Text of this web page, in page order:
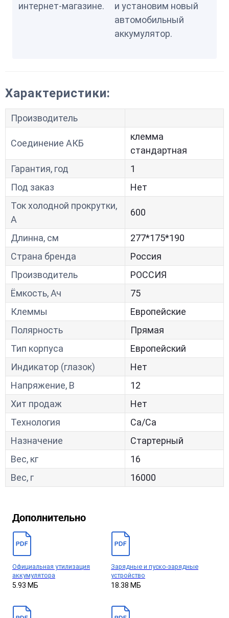
интернет-магазине.
и установим новый
автомобильный
аккумулятор.
Характеристики:
Производитель
Соединение АКБ
клемма
стандартная
Гарантия, год
1
Под заказ
Нет
Ток холодной прокрутки,
A
600
Длинна, см
277*175*190
Страна бренда
Россия
Производитель
РОССИЯ
Ёмкость, Ач
75
Клеммы
Европейские
Полярность
Прямая
Тип корпуса
Европейский
Индикатор (глазок)
Нет
Напряжение, В
12
Хит продаж
Нет
Технология
Са/Са
Назначение
Стартерный
Вес, кг
16
Вес, г
16000
Дополнительно
Официальная утилизация
аккумулятора
5.93 МБ
Зарядные и пуско-зарядные
устройство
18.38 МБ